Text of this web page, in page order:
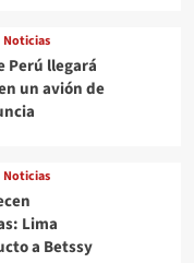
Noticias
Perú llegará
un avión de
Noticias
Lima
a Betssy